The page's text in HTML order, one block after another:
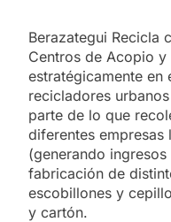
Berazategui Recicla
Centros de Acopio
estratégicamente
recicladores
parte de lo que
diferentes
(generando
fabricación de
escobillones y
y cartón.